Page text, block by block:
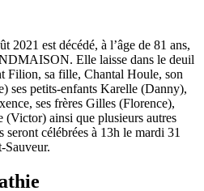
2021 est décédé, à l’âge de 81 ans,
Elle laisse dans le deuil
Filion, sa fille, Chantal Houle, son
ses petits-enfants Karelle (Danny),
ses frères Gilles (Florence),
ainsi que plusieurs autres
célébrées à 13h le mardi 31
Sauveur.